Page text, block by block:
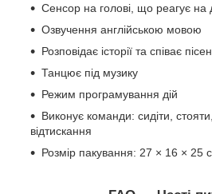
Сенсор на голові, що реагує на
Озвучення англійською мовою
Розповідає історії та співає
Танцює під музику
Режим програмування дій
Виконує команди: сидіти, стояти,
відтискання
Розмір пакування: 27 × 16 × 25